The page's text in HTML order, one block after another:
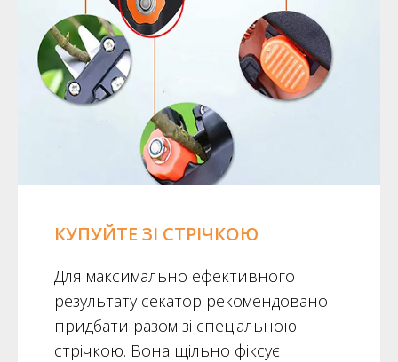
КУПУЙТЕ ЗІ СТРІЧКОЮ
Для максимально ефективного
результату секатор рекомендовано
придбати разом зі спеціальною
стрічкою. Вона щільно фіксує